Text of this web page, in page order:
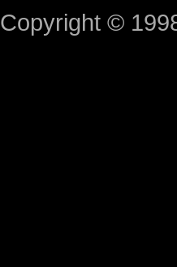
Copyright ©